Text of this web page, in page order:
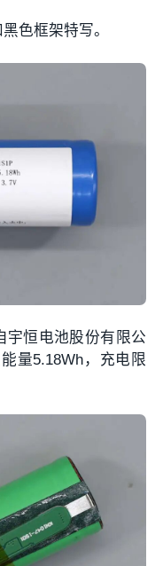
色框架特写。
宇恒电池股份有限公
量5.18Wh，充电限